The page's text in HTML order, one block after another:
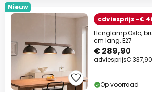
Nieuw
adviesprijs -€
Hanglamp Oslo,
cm lang, E27
€ 289,90
adviesprijs€ 337,90
Op voorraad